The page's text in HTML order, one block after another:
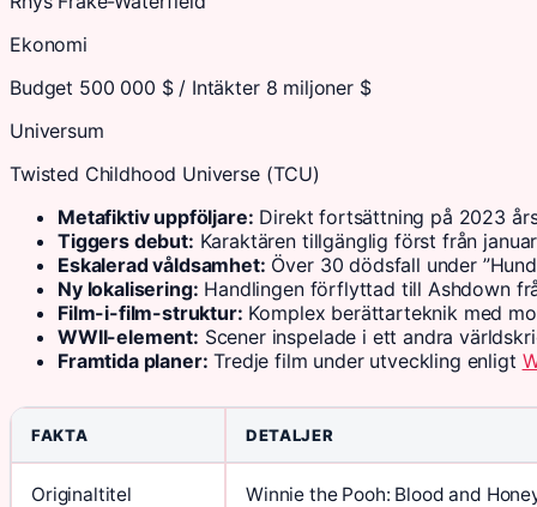
Ekonomi
Budget 500 000 $ / Intäkter 8 miljoner $
Universum
Twisted Childhood Universe (TCU)
Metafiktiv uppföljare: Direkt fortsättning på 2023
Tiggers debut: Karaktären tillgänglig först från
Eskalerad våldsamhet: Över 30 dödsfall under
Ny lokalisering: Handlingen förflyttad till Ashdown
Film-i-film-struktur: Komplex berättarteknik med
WWII-element: Scener inspelade i ett andra
Framtida planer: Tredje film under utveckling enligt
FAKTA DETALJER
Originaltitel Winnie the Pooh: Blood and